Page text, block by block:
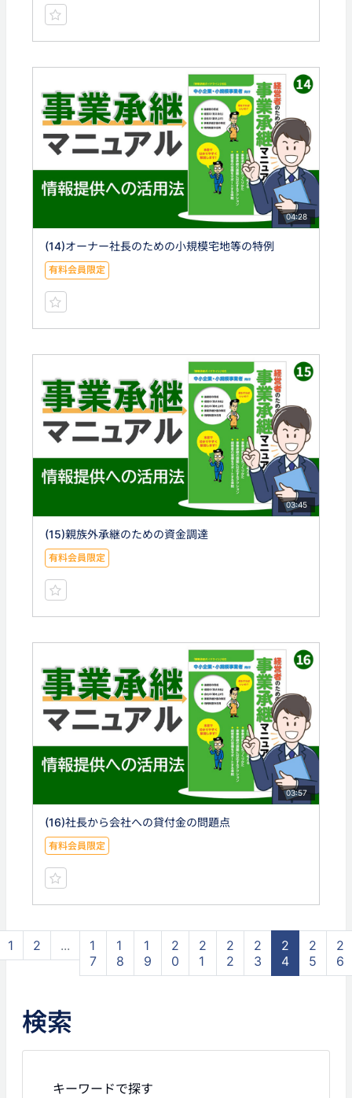
04:28
(14)オーナー社長のための小規模宅地等の特例
有料会員限定
03:45
(15)親族外承継のための資金調達
有料会員限定
03:57
(16)社長から会社への貸付金の問題点
有料会員限定
1 2 ...
1
7
1
8
1
9
2
0
2
1
2
2
2
3
2
4
2
5
2
6
検索
キーワードで探す